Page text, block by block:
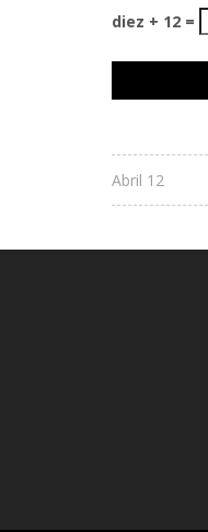
diez + 12 =
Abril 12